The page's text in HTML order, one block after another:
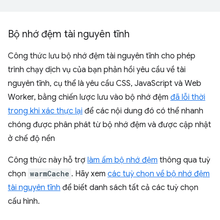
Bộ nhớ đệm tài nguyên tĩnh
Công thức lưu bộ nhớ đệm tài nguyên tĩnh cho phép
trình chạy dịch vụ của bạn phản hồi yêu cầu về tài
nguyên tĩnh, cụ thể là yêu cầu CSS, JavaScript và Web
Worker, bằng chiến lược lưu vào bộ nhớ đệm đã lỗi thời
trong khi xác thực lại để các nội dung đó có thể nhanh
chóng được phân phát từ bộ nhớ đệm và được cập nhật
ở chế độ nền
Công thức này hỗ trợ làm ấm bộ nhớ đệm thông qua tuỳ
chọn warmCache . Hãy xem các tuỳ chọn về bộ nhớ đệm
tài nguyên tĩnh để biết danh sách tất cả các tuỳ chọn
cấu hình.